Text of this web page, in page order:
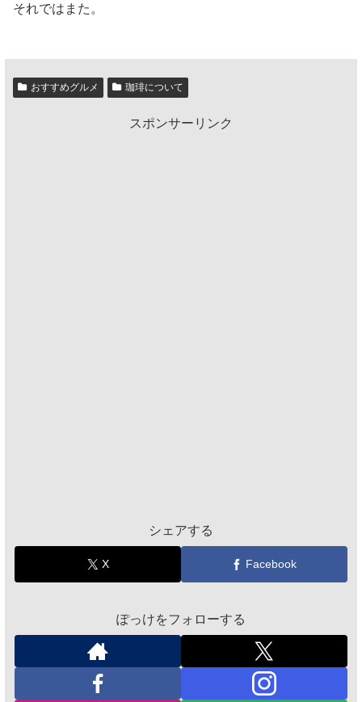
それではまた。
おすすめグルメ 珈琲について
スポンサーリンク
シェアする
X Facebook
ぽっけをフォローする